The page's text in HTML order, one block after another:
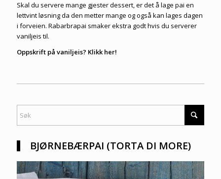
Skal du servere mange gjester dessert, er det å lage pai en
lettvint løsning da den metter mange og også kan lages dagen
i forveien. Rabarbrapai smaker ekstra godt hvis du serverer
vaniljeis til.
Oppskrift på vaniljeis? Klikk her!
BJØRNEBÆRPAI (TORTA DI MORE)